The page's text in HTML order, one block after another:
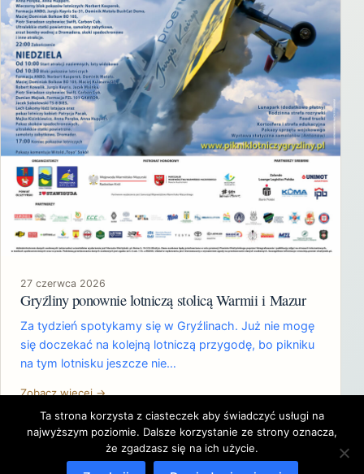
27 czerwca 2026
Gryźliny ponownie lotniczą stolicą Warmii i Mazur
Za tydzień spotykamy się w Gryźlinach. Już nie mogę
się doczekać na kolejną lotniczą przygodę, bo pikniku
na tym lotnisku jeszcze nie…
Zobacz więcej →
Ta strona korzysta z ciasteczek aby świadczyć usługi na
najwyższym poziomie. Dalsze korzystanie ze strony oznacza,
że zgadzasz się na ich użycie.